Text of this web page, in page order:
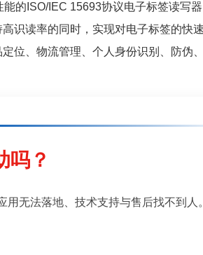
ISO/IEC 15693协议电子标签读写
识读率的同时，实现对电子标签的快
位、物流管理、个人身份识别、防伪
吗？
用无法落地、技术支持与售后找不到人